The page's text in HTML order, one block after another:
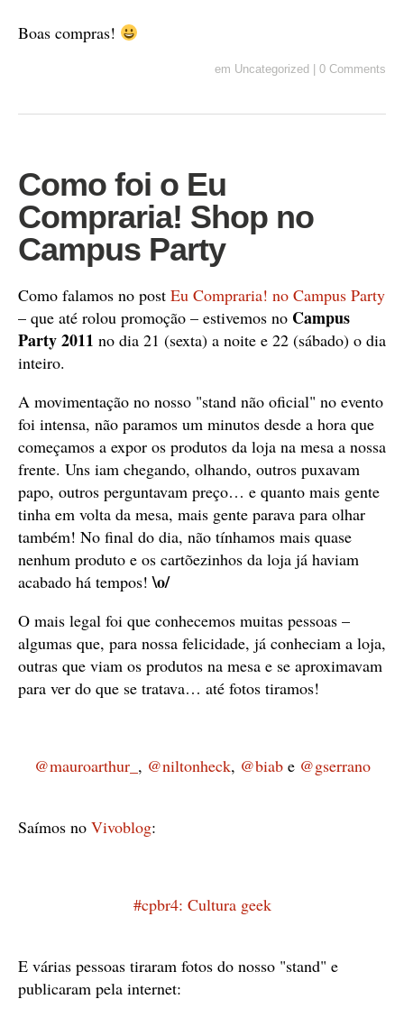
Boas compras!
em Uncategorized 0 Comments
Como foi o Eu
Compraria! Shop no
Campus Party
Como falamos no post Eu Compraria! no Campus Party
– que até rolou promoção – estivemos no Campus
Party 2011 no dia 21 (sexta) a noite e 22 (sábado) o dia
inteiro.
A movimentação no nosso "stand não oficial" no evento
foi intensa, não paramos um minutos desde a hora que
começamos a expor os produtos da loja na mesa a nossa
frente. Uns iam chegando, olhando, outros puxavam
papo, outros perguntavam preço… e quanto mais gente
tinha em volta da mesa, mais gente parava para olhar
também! No final do dia, não tínhamos mais quase
nenhum produto e os cartõezinhos da loja já haviam
acabado há tempos!\o/
O mais legal foi que conhecemos muitas pessoas –
algumas que, para nossa felicidade, já conheciam a loja,
outras que viam os produtos na mesa e se aproximavam
para ver do que se tratava… até fotos tiramos!
@mauroarthur_ , @niltonheck, @biabe @gserrano
Saímos no Vivoblog:
#cpbr4: Cultura geek
E várias pessoas tiraram fotos do nosso "stand" e
publicaram pela internet: